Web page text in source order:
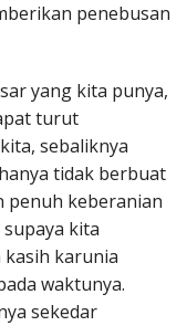
penebusan
yang kita punya,
turut
sebaliknya
tidak berbuat
penuh keberanian
kita
kasih karunia
waktunya.
sekedar